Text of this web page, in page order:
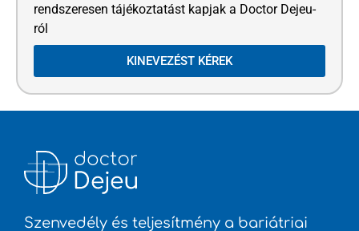
rendszeresen tájékoztatást kapjak a Doctor Dejeu-
ról
KINEVEZÉST KÉREK
Szenvedély és teljesítmény a bariátriai